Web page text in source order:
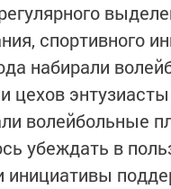
спортивного
набирали
цехов
волейбольные
убеждать в
инициативы